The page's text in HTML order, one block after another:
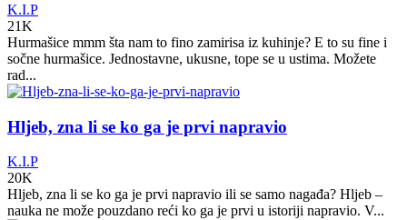
K.I.P
21K
Hurmašice mmm šta nam to fino zamirisa iz kuhinje? E to su fine i
sočne hurmašice. Jednostavne, ukusne, tope se u ustima. Možete
rad...
Hljeb, zna li se ko ga je prvi napravio
K.I.P
20K
Hljeb, zna li se ko ga je prvi napravio ili se samo nagađa? Hljeb –
nauka ne može pouzdano reći ko ga je prvi u istoriji napravio. V...